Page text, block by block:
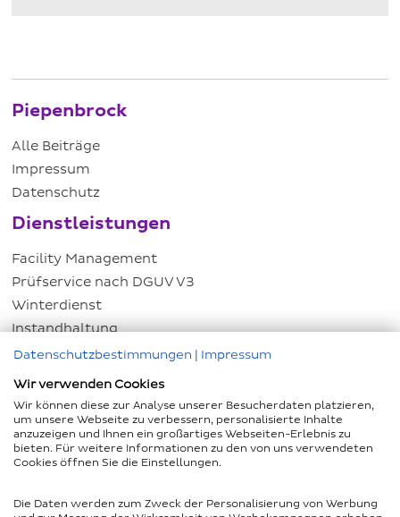
Piepenbrock
Alle Beiträge
Impressum
Datenschutz
Dienstleistungen
Facility Management
Prüfservice nach DGUV V3
Winterdienst
Instandhaltung
Energiemanagement
Hausmeisterservice
Kundenservice
Kontakt
Adressensuche
+49 541 584 10
Datenschutzbestimmungen | Impressum
Wir verwenden Cookies
Wir können diese zur Analyse unserer Besucherdaten platzieren,
um unsere Webseite zu verbessern, personalisierte Inhalte
anzuzeigen und Ihnen ein großartiges Webseiten-Erlebnis zu
bieten. Für weitere Informationen zu den von uns verwendeten
Cookies öffnen Sie die Einstellungen.
Die Daten werden zum Zweck der Personalisierung von Werbung